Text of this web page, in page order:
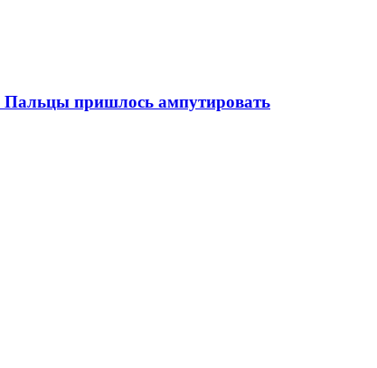
Пальцы пришлось ампутировать